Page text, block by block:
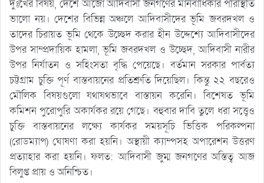
দুঃখের বিষয়, দেশে আজো আদিবাসী জনগণের মানবাধিকার পরিস্থিতি
ভালো নয়। দেশের বিভিন্ন অঞ্চলে আদিবাসীদের ভূমি জবরদখল ও
তাদের চিরায়ত ভূমি থেকে উচ্ছেদ করার হীন উদ্দেশ্যে আদিবাসীদের
উপর সাম্প্রদায়িক হামলা, ভূমি জবরদখল ও উচ্ছেদ, আদিবাসী নারীর
উপর নির্যাতন ও সহিংসতা বৃদ্ধি পেয়েছে। বর্তমান সরকার পার্বত্য
চট্টগ্রাম চুক্তি পূর্ণ বাস্তবায়নের প্রতিশ্রুতি দিয়েছিল। কিন্তু ২২ বছরেও
মৌলিক বিষয়গুলো যথাযথভাবে বাস্তায়ন করেনি। বিশেষত ভূমি
কমিশন পুরোপুরি অকার্যকর রয়ে গেছে। বহুবার দাবি তুলে ধরা সত্ত্বেও
চুক্তি বাস্তবায়নের লক্ষ্যে কার্যকর সময়সূচি ভিত্তিক পরিকল্পনা
(রোডম্যাপ) ঘোষণা করা হয়নি। অস্থায়ী ক্যাম্পসহ অপারেশন উত্তরণ
প্রত্যাহার করা হয়নি। ফলত: আদিবাসী জুম্ম জনগণের অস্তিত্ব আজ
বিলুপ্ত প্রায় ও অনিশ্চিত।